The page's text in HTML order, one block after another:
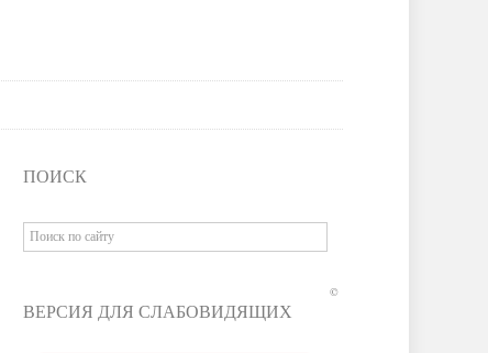
ПОИСК
ВЕРСИЯ ДЛЯ СЛАБОВИДЯЩИХ
©